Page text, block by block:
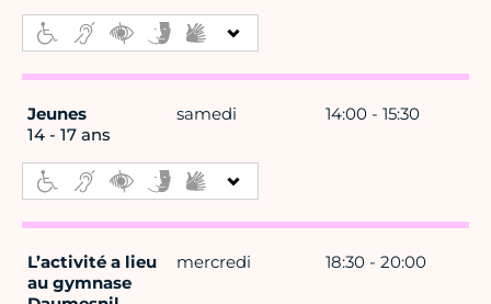
Jeunes
14 - 17 ans
samedi 14:00 - 15:30
L’activité a lieu
au gymnase
mercredi 18:30 - 20:00